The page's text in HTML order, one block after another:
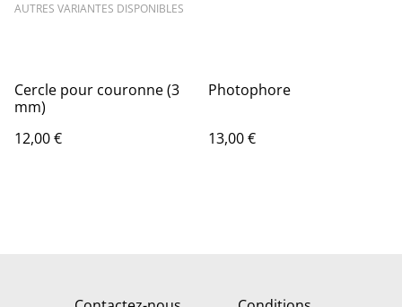
AUTRES VARIANTES DISPONIBLES
Cercle pour couronne (3
mm)
12,00 €
Photophore
13,00 €